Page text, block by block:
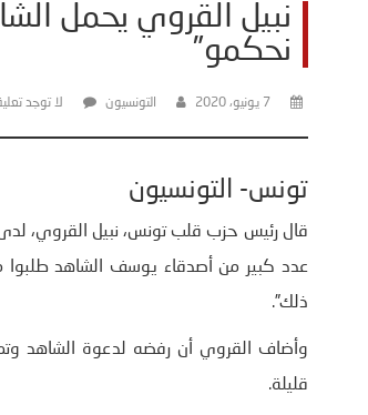
نبيل القروي يحمل
نحكمو”
7 يونيو، 2020 التونسيون لا توجد
تونس- التونسيون
عدد كبير من أصدقاء يوسف الشاهد طلبوا
ذلك”.
وأضاف القروي أن رفضه لدعوة الشاهد
قليلة.